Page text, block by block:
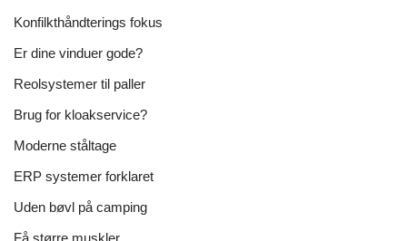
Konfilkthåndterings fokus
Er dine vinduer gode?
Reolsystemer til paller
Brug for kloakservice?
Moderne ståltage
ERP systemer forklaret
Uden bøvl på camping
Få større muskler